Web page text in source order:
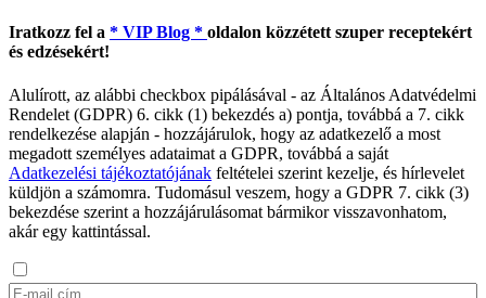
Iratkozz fel a * VIP Blog * oldalon közzétett szuper receptekért
és edzésekért!
Alulírott, az alábbi checkbox pipálásával - az Általános Adatvédelmi
Rendelet (GDPR) 6. cikk (1) bekezdés a) pontja, továbbá a 7. cikk
rendelkezése alapján - hozzájárulok, hogy az adatkezelő a most
megadott személyes adataimat a GDPR, továbbá a saját
Adatkezelési tájékoztatójának feltételei szerint kezelje, és hírlevelet
küldjön a számomra. Tudomásul veszem, hogy a GDPR 7. cikk (3)
bekezdése szerint a hozzájárulásomat bármikor visszavonhatom,
akár egy kattintással.